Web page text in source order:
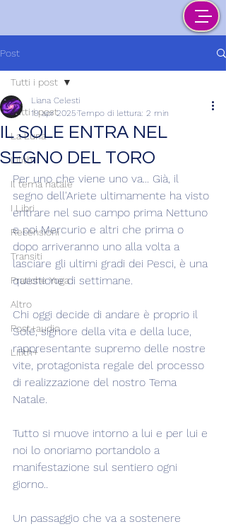
Post
Tutti i post
La Luna
Lilith
Il tema natale
I Libri
Recensioni
Transiti
Pratiche Yoga
Altro
Post+audio
Lilith+
Tutti i post
IL SOLE ENTRA NEL
SEGNO DEL TORO
Liana Celesti
19 apr 2025Tempo di lettura: 2 min
Per uno che viene uno va... Già, il
segno dell'Ariete ultimamente ha visto
entrare nel suo campo prima Nettuno
e poi Mercurio e altri che prima o
dopo arriveranno uno alla volta a
lasciare gli ultimi gradi dei Pesci, è una
questione di settimane.
Chi oggi decide di andare è proprio il
Sole, signore della vita e della luce,
rappresentante supremo delle nostre
vite, protagonista regale del processo
di realizzazione del nostro Tema
Natale.
Tutto si muove intorno a lui e per lui e
noi lo onoriamo portandolo a
manifestazione sul sentiero ogni
giorno..
Un passaggio che va a sostenere